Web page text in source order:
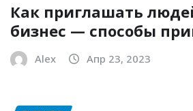
Как приглашать
бизнес — способы
Alex Апр 23, 2023